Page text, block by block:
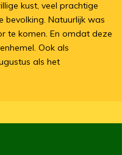
kust, veel prachtige
bevolking. Natuurlijk was
te komen. En omdat deze
Ook als
als het